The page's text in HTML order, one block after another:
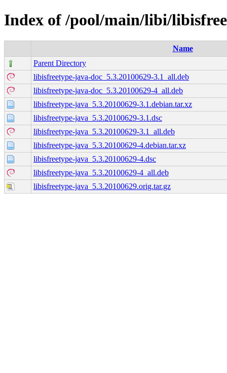
Index of /pool/main/libi/
Name
Parent Directory
libisfreetype-java-doc_5.3.20100629-3.1_all.deb
libisfreetype-java-doc_5.3.20100629-4_all.deb
libisfreetype-java_5.3.20100629-3.1.debian.tar.xz
libisfreetype-java_5.3.20100629-3.1.dsc
libisfreetype-java_5.3.20100629-3.1_all.deb
libisfreetype-java_5.3.20100629-4.debian.tar.xz
libisfreetype-java_5.3.20100629-4.dsc
libisfreetype-java_5.3.20100629-4_all.deb
libisfreetype-java_5.3.20100629.orig.tar.gz